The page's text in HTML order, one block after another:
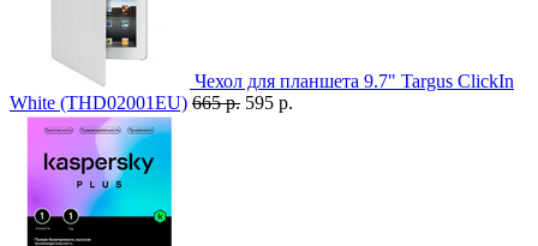
Чехол для планшета 9.7" Targus ClickIn
White (THD02001EU) 665 р. 595 р.